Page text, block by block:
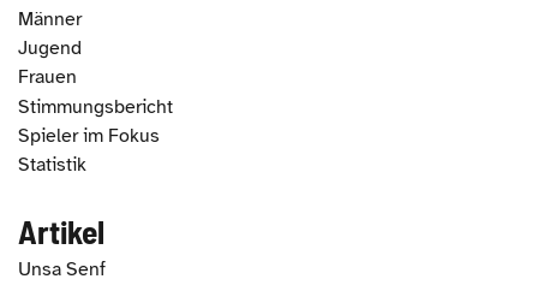
Männer
Jugend
Frauen
Stimmungsbericht
Spieler im Fokus
Statistik
Artikel
Unsa Senf